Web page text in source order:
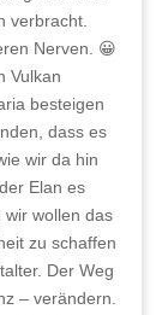
verbracht.
Nerven. 😀
Vulkan
besteigen
dass es
wir da hin
Elan es
wir wollen das
zu schaffen
Der Weg
– verändern.